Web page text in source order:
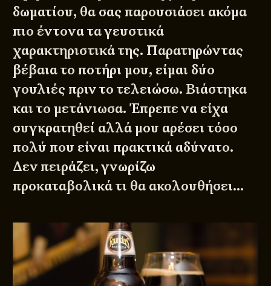
δωματίου, θα σας παρουσιάσει ακόμα
πιο έντονα τα γευστικά
χαρακτηριστικά της. Παρατηρώντας
βέβαια το ποτήρι μου, είμαι δύο
γουλιές πριν το τελειώσω. Βιάστηκα
και το μετάνιωσα. Έπρεπε να είχα
συγκρατηθεί αλλά μου αρέσει τόσο
πολύ που είναι πρακτικά αδύνατο.
Δεν πειράζει, γνωρίζω
προκαταβολικά τι θα ακολουθήσει…